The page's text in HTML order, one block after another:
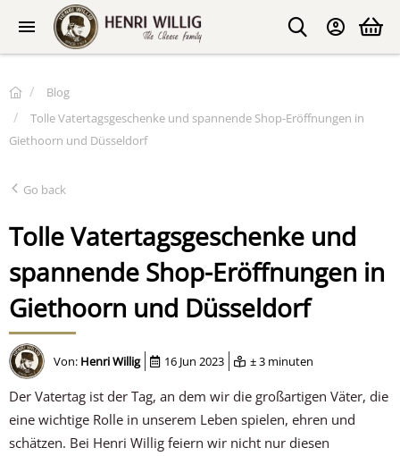
Blog
Tolle Vatertagsgeschenke und spannende Shop-Eröffnungen in
Giethoorn und Düsseldorf
Go back
Tolle Vatertagsgeschenke und
spannende Shop-Eröffnungen in
Giethoorn und Düsseldorf
Von: Henri Willig 16 Jun 2023 ± 3 minuten
Der Vatertag ist der Tag, an dem wir die großartigen Väter, die
eine wichtige Rolle in unserem Leben spielen, ehren und
schätzen. Bei Henri Willig feiern wir nicht nur diesen